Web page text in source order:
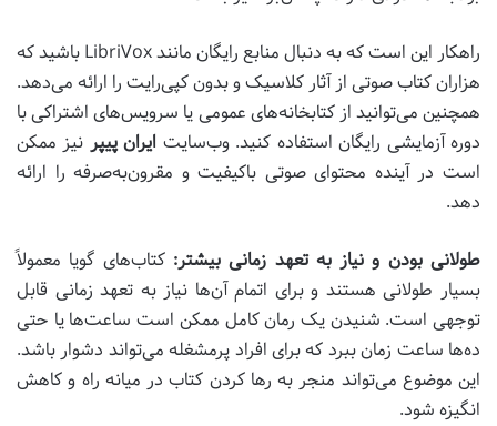
راهکار این است که به دنبال منابع رایگان مانند LibriVox باشید که
هزاران کتاب صوتی از آثار کلاسیک و بدون کپی‌رایت را ارائه می‌دهد.
همچنین می‌توانید از کتابخانه‌های عمومی یا سرویس‌های اشتراکی با
دوره آزمایشی رایگان استفاده کنید. وب‌سایت ایران پیپر نیز ممکن
است در آینده محتوای صوتی باکیفیت و مقرون‌به‌صرفه را ارائه
دهد.
طولانی بودن و نیاز به تعهد زمانی بیشتر: کتاب‌های گویا معمولاً
بسیار طولانی هستند و برای اتمام آن‌ها نیاز به تعهد زمانی قابل
توجهی است. شنیدن یک رمان کامل ممکن است ساعت‌ها یا حتی
ده‌ها ساعت زمان ببرد که برای افراد پرمشغله می‌تواند دشوار باشد.
این موضوع می‌تواند منجر به رها کردن کتاب در میانه راه و کاهش
انگیزه شود.